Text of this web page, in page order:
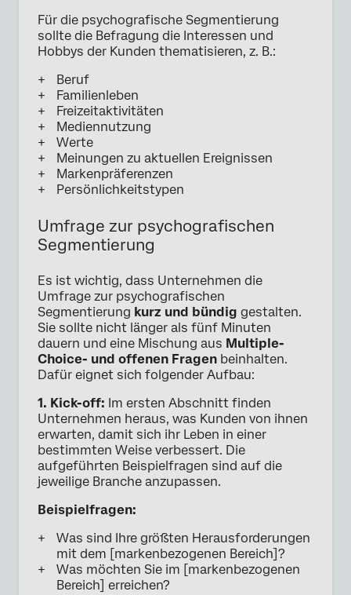
Für die psychografische Segmentierung
sollte die Befragung die Interessen und
Hobbys der Kunden thematisieren, z. B.:
Beruf
Familienleben
Freizeitaktivitäten
Mediennutzung
Werte
Meinungen zu aktuellen Ereignissen
Markenpräferenzen
Persönlichkeitstypen
Umfrage zur psychografischen
Segmentierung
Es ist wichtig, dass Unternehmen die
Umfrage zur psychografischen
Segmentierung kurz und bündig gestalten.
Sie sollte nicht länger als fünf Minuten
dauern und eine Mischung aus Multiple-
Choice- und offenen Fragen beinhalten.
Dafür eignet sich folgender Aufbau:
1. Kick-off: Im ersten Abschnitt finden
Unternehmen heraus, was Kunden von ihnen
erwarten, damit sich ihr Leben in einer
bestimmten Weise verbessert. Die
aufgeführten Beispielfragen sind auf die
jeweilige Branche anzupassen.
Beispielfragen:
Was sind Ihre größten Herausforderungen
mit dem [markenbezogenen Bereich]?
Was möchten Sie im [markenbezogenen
Bereich] erreichen?